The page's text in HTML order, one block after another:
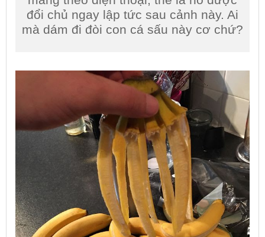
đổi chủ ngay lập tức sau cảnh này. Ai
mà dám đi đòi con cá sấu này cơ chứ?